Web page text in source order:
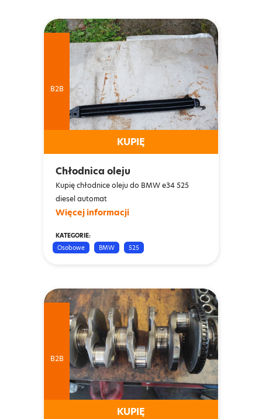
B2B
KUPIĘ
Chłodnica oleju
Kupię chłodnice oleju do BMW e34 525
diesel automat
Więcej informacji
KATEGORIE:
Osobowe
BMW 525
B2B
KUPIĘ